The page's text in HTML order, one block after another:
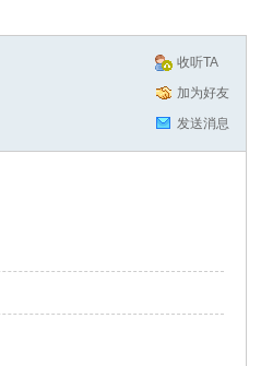
收听TA
加为好友
发送消息